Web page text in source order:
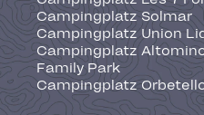
Campingplatz Solmar
Campingplatz Union
Campingplatz
Family Park
Campingplatz